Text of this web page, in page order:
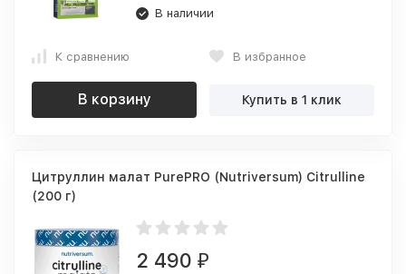
В наличии
К сравнению В избранное
В корзину Купить в 1 клик
Цитруллин малат PurePRO (Nutriversum) Citrulline
(200 г)
2 490 ₽